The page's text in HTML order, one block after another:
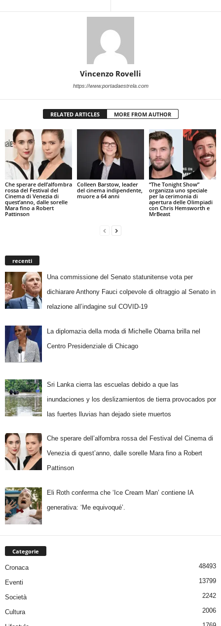
Vincenzo Rovelli
https://www.portadaestrela.com
RELATED ARTICLES MORE FROM AUTHOR
Che sperare dell’alfombra
rossa del Festival del
Cinema di Venezia di
quest’anno, dalle sorelle
Mara fino a Robert
Pattinson
Colleen Barstow, leader
del cinema indipendente,
muore a 64 anni
“The Tonight Show”
organizza uno speciale
per la cerimonia di
apertura delle Olimpiadi
con Chris Hemsworth e
MrBeast
recenti
Una commissione del Senato statunitense vota per
dichiarare Anthony Fauci colpevole di oltraggio al Senato in
relazione all’indagine sul COVID-19
La diplomazia della moda di Michelle Obama brilla nel
Centro Presidenziale di Chicago
Sri Lanka cierra las escuelas debido a que las
inundaciones y los deslizamientos de tierra provocados por
las fuertes lluvias han dejado siete muertos
Che sperare dell’alfombra rossa del Festival del Cinema di
Venezia di quest’anno, dalle sorelle Mara fino a Robert
Pattinson
Eli Roth conferma che ‘Ice Cream Man’ contiene IA
generativa: ‘Me equivoqué’.
Categorie
Cronaca 48493
Eventi 13799
Società 2242
Cultura 2006